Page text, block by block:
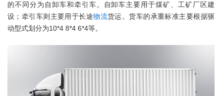
的不同分为自卸车和牵引车。自卸车主要用于煤矿、工矿厂区建
设；牵引车则主要用于长途物流货运。货车的承重标准主要根据驱
动型式划分为10*4 8*4 6*4等。